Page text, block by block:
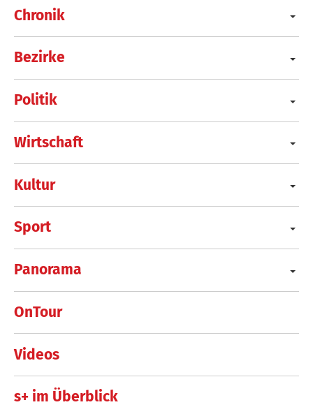
Chronik
Bezirke
Politik
Wirtschaft
Kultur
Sport
Panorama
OnTour
Videos
s+ im Überblick